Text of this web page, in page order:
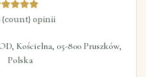
{count} opinii
Kościelna, 05-800 Pruszków,
Polska